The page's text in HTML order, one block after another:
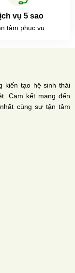
vụ 5 sao
tâm phục vụ
kiến tạo hệ sinh thái
Cam kết mang đến
cùng sự tận tâm